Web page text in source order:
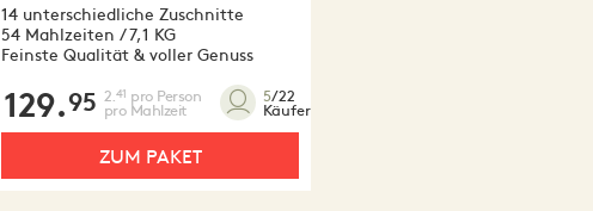
14 unterschiedliche Zuschnitte
54 Mahlzeiten / 7,1 KG
Feinste Qualität & voller Genuss
129.95 2. 41 pro Person
pro Mahlzeit
5/22
Käufer
ZUM PAKET